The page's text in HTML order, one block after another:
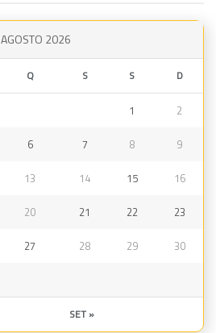
AGOSTO 2026
Q S S D
1 2
6 7 8 9
13 14 15 16
20 21 22 23
27 28 29 30
SET »